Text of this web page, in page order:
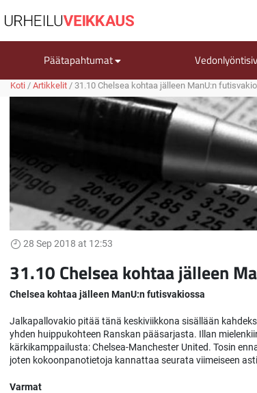
Päätapahtumat
Koti / Artikkelit / 31.10 Chelsea kohtaa jälleen ManU:n
28 Sep 2018 at 12:53
31.10 Chelsea kohtaa jälleen
Chelsea kohtaa jälleen ManU:n futisvakiossa
Jalkapallovakio pitää tänä keskiviikkona sisällään
yhden huippukohteen Ranskan pääsarjasta. Illan
kärkikamppailusta: Chelsea-Manchester United. Tosin
joten kokoonpanotietoja kannattaa seurata viimeiseen
Varmat